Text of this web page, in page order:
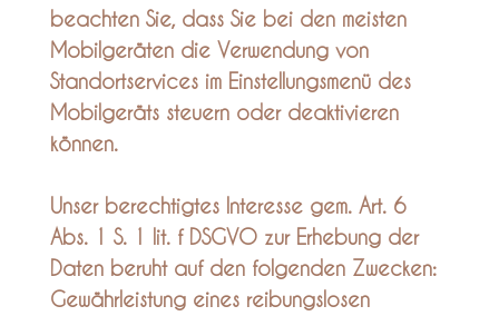
beachten Sie, dass Sie bei den meisten
Mobilgeräten die Verwendung von
Standortservices im Einstellungsmenü des
Mobilgeräts steuern oder deaktivieren
können.
Unser berechtigtes Interesse gem. Art. 6
Abs. 1 S. 1 lit. f DSGVO zur Erhebung der
Daten beruht auf den folgenden Zwecken:
Gewährleistung eines reibungslosen